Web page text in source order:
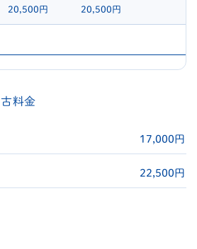
20,500円 20,500円
料金
17,000円
22,500円